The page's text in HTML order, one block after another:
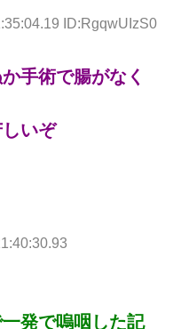
ID:RgqwUIzS0
手術で腸がなく
いぞ
発で嗚咽した記